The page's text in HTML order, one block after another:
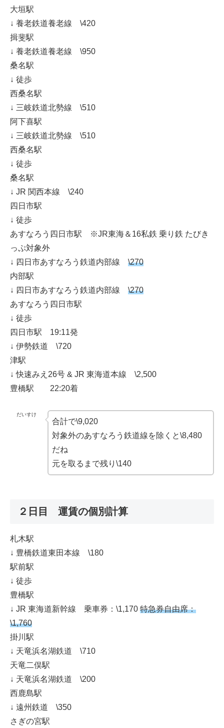
大垣駅
↓ 養老鉄道養老線 \420
揖斐駅
↓ 養老鉄道養老線 \950
桑名駅
↓ 徒歩
西桑名駅
↓ 三岐鉄道北勢線 \510
阿下喜駅
↓ 三岐鉄道北勢線 \510
西桑名駅
↓ 徒歩
桑名駅
↓ JR 関西本線 \240
四日市駅
↓ 徒歩
あすなろう四日市駅 ※JR東海＆16私鉄 乗り鉄 たびき
っぷ対象外
↓ 四日市あすなろう鉄道内部線 \270
内部駅
↓ 四日市あすなろう鉄道内部線 \270
あすなろう四日市駅
↓ 徒歩
四日市駅 19:11発
↓ 伊勢鉄道 \720
津駅
↓ 快速みえ26号 & JR 東海道本線 \2,500
豊橋駅 22:20着
だいすけ
合計で\9,020
対象外のあすなろう鉄道線を除くと\8,480
だね
元を取るまで残り\140
２日目 運賃の個別計算
札木駅
↓ 豊橋鉄道東田本線 \180
駅前駅
↓ 徒歩
豊橋駅
↓ JR 東海道新幹線 乗車券：\1,170 特急券自由席：
\1,760
掛川駅
↓ 天竜浜名湖鉄道 \710
天竜二俣駅
↓ 天竜浜名湖鉄道 \200
西鹿島駅
↓ 遠州鉄道 \350
さぎの宮駅